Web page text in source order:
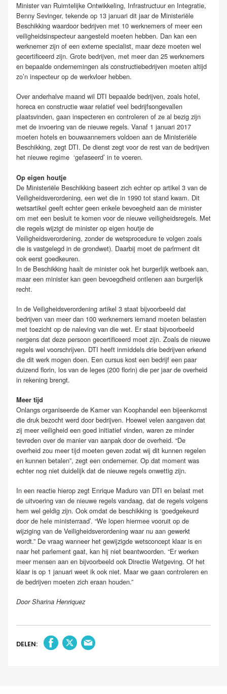
Minister van Ruimtelijke Ontwikkeling, Infrastructuur en Integratie,
Benny Sevinger, tekende op 13 januari dit jaar de Ministeriële
Beschikking waardoor bedrijven met 10 werknemers of meer een
veiligheidsinspecteur aangesteld moeten hebben. Dan kan een
werknemer zijn of een externe specialist, maar deze moeten wel
gecertificeerd zijn. Grote bedrijven, met meer dan 25 werknemers
en bepaalde ondernemingen als constructiebedrijven moeten altijd
zo’n inspecteur op de werkvloer hebben.
Over anderhalve maand wil DTI bepaalde bedrijven, zoals hotel,
horeca en constructie waar relatief veel bedrijfsongevallen
plaatsvinden, gaan inspecteren en controleren of ze al bezig zijn
met de invoering van de nieuwe regels. Vanaf 1 januari 2017
moeten hotels en bouwaannemers voldoen aan de Ministeriële
Beschikking, zegt DTI. De dienst zegt voor de rest van de bedrijven
het nieuwe regime ‘gefaseerd’ in te voeren.
Op eigen houtje
De Ministeriële Beschikking baseert zich echter op artikel 3 van de
Veiligheidsverordening, een wet die in 1990 tot stand kwam. Dit
wetsartikel geeft echter geen enkele bevoegheid aan de minister
om met een besluit te komen voor de nieuwe veiligheidsregels. Met
die regels wijzigt de minister op eigen houtje de
Veiligheidsverordening, zonder de wetsprocedure te volgen zoals
die is vastgelegd in de grondwet). Daarbij moet de parlrment dit
ook eerst goedkeuren.
In de Beschikking haalt de minister ook het burgerlijk wetboek aan,
maar een minister kan geen bevoegdheid ontlenen aan burgerlijk
recht.
In de Veiligheidsverordening artikel 3 staat bijvoorbeeld dat
bedrijven van meer dan 100 werknemers iemand moeten belasten
met toezicht op de naleving van die wet. Er staat bijvoorbeeld
nergens dat deze persoon gecertificeerd moet zijn. Zoals de nieuwe
regels wel voorschrijven. DTI heeft inmiddels drie bedrijven erkend
die dit werk mogen doen. Een cursus kost een bedrijf een paar
duizend florin, los van de leges (200 florin) die per jaar de overheid
in rekening brengt.
Meer tijd
Onlangs organiseerde de Kamer van Koophandel een bijeenkomst
die druk bezocht werd door bedrijven. Hoewel velen aangaven dat
zij meer veiligheid een goed initiatief vinden, waren ze minder
tevreden over de manier van aanpak door de overheid. “De
overheid zou meer tijd moeten geven zodat wij dit kunnen regelen
en kunnen betalen”, zegt een ondernemer. Op dat moment was
echter nog niet duidelijk dat de nieuwe regels onwettig zijn.
In een reactie hierop zegt Enrique Maduro van DTI en belast met
de uitvoering van de nieuwe regels vandaag, dat de regels volgens
hem wel geldig zijn. Ook omdat de beschikking is ‘goedgekeurd
door de hele ministerraad’. “We lopen hiermee vooruit op de
wijziging van de Veiligheidsverordening waar nu aan gewerkt
wordt.” De vraag wanneer het gewijzigde wetsconcept klaar is en
naar het parlement gaat, kan hij niet beantwoorden. “Er werken
meer mensen aan en bijvoorbeeld ook Directie Wetgeving. Of het
klaar is op 1 januari weet ik ook niet. Maar we gaan controleren en
de bedrijven moeten zich eraan houden.”
Door Sharina Henriquez
DELEN: